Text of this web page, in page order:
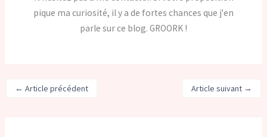
pique ma curiosité, il y a de fortes chances que j'en
parle sur ce blog. GROORK !
← Article précédent Article suivant →